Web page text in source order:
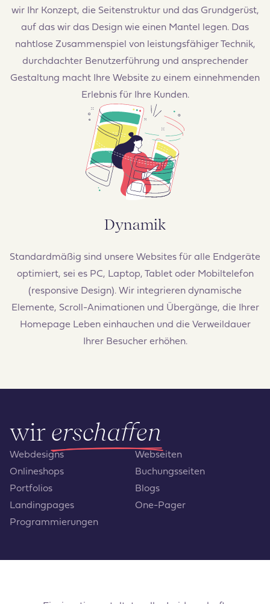
wir Ihr Konzept, die Seitenstruktur und das Grundgerüst,
auf das wir das Design wie einen Mantel legen. Das
nahtlose Zusammenspiel von leistungsfähiger Technik,
durchdachter Benutzerführung und ansprechender
Gestaltung macht Ihre Website zu einem einnehmenden
Erlebnis für Ihre Kunden.
Dynamik
Standardmäßig sind unsere Websites für alle Endgeräte
optimiert, sei es PC, Laptop, Tablet oder Mobiltelefon
(responsive Design). Wir integrieren dynamische
Elemente, Scroll-Animationen und Übergänge, die Ihrer
Homepage Leben einhauchen und die Verweildauer
Ihrer Besucher erhöhen.
wir erschaffen
Webdesigns
Webseiten
Onlineshops
Buchungsseiten
Portfolios
Blogs
Landingpages
One-Pager
Programmierungen